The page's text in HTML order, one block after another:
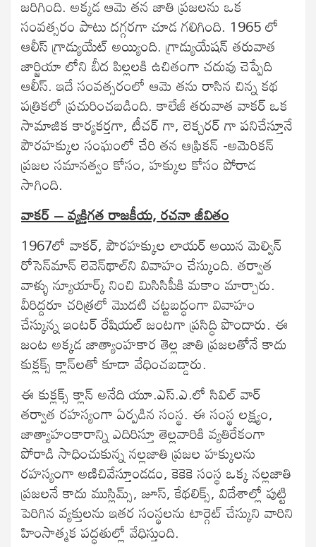
జరిగింది. అక్కడ ఆమె తన జాతి ప్రజలను ఒక
సంవత్సరం పాటు దగ్గరగా చూడ గలిగింది. 1965 లో
ఆలీస్ గ్రాడ్యుయేట్ అయ్యింది. గ్రాడ్యుయేషన్ తరువాత
జార్జియా లోని బీద పిల్లలకి ఉచితంగా చదువు చెప్పేది
ఆలీస్. ఇదే సంవత్సరంలో ఆమె తను రాసిన చిన్న కథ
పత్రికలో ప్రచురించబడింది. కాలేజీ తరువాత వాకర్ ఒక
సామాజిక కార్యకర్తగా, టీచర్ గా, లెక్చరర్ గా పనిచేస్తూనే
పౌరహక్కుల సంఘంలో చేరి తన ఆఫ్రికన్ -అమెరికన్
ప్రజల సమానత్వం కోసం, హక్కుల కోసం పోరాడ
సాగింది.
వాకర్‌ – వ్యక్తిగత రాజకీయ, రచనా జీవితం
1967లో వాకర్‌, పౌరహక్కుల లాయర్‌ అయిన మెల్విన్‌
రోసెన్‌మాన్‌ లెవెన్‌థాల్‌ని వివాహం చేస్కుంది. తర్వాత
వాళ్ళు న్యూయార్క్‌ నించి మిసిసిపీకి మకాం మార్చారు.
వీరిద్దరూ చరిత్రలో మొదటి చట్టబద్ధంగా వివాహం
చేస్కున్న ఇంటర్‌ రేషియల్‌ జంటగా ప్రసిద్ధి పొందారు. ఈ
జంట అక్కడ జాత్యాంహకార తెల్ల జాతి ప్రజలతోనే కాదు
కుక్లక్స్‌ క్లాన్‌లతో కూడా వేధించబడ్డారు.
ఈ కుక్లక్స్‌ క్లాన్‌ అనేది యూ.ఎస్‌.ఎ.లో సివిల్‌ వార్‌
తర్వాత రహస్యంగా ఏర్పడిన సంస్థ. ఈ సంస్థ లక్ష్యం,
జాత్యాహంకారాన్ని ఎదిరిస్తూ తెల్లవారికి వ్యతిరేకంగా
పోరాడి సాధించుకున్న నల్లజాతి ప్రజల హక్కులను
రహస్యంగా అణిచివేస్తూండడం, కెకెకె సంస్థ ఒక్క నల్లజాతి
ప్రజలనే కాదు ముస్లిమ్స్‌, జూస్‌, కేథలిక్స్‌, విదేశాల్లో పుట్టి
పెరిగిన వ్యక్తులను ఇతర సంస్థలను టార్గెట్‌ చేస్కుని వారిని
హింసాత్మక పద్ధతుల్లో వేధిస్తుంది.